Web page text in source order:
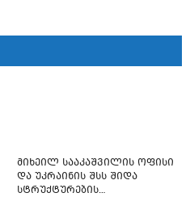
მიხეილ სააკაშვილის ოფისი
და უკრაინის შსს შიდა
სტრუქტურების